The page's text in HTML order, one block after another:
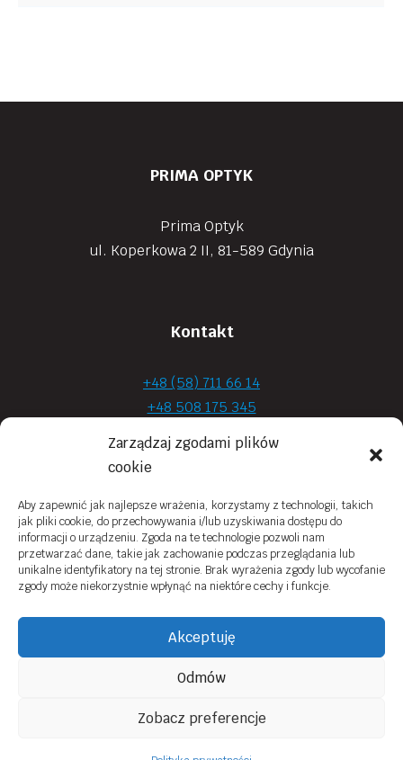
Zarządzaj zgodami plików
cookie
Aby zapewnić jak najlepsze wrażenia, korzystamy z technologii, takich
jak pliki cookie, do przechowywania i/lub uzyskiwania dostępu do
informacji o urządzeniu. Zgoda na te technologie pozwoli nam
przetwarzać dane, takie jak zachowanie podczas przeglądania lub
unikalne identyfikatory na tej stronie. Brak wyrażenia zgody lub wycofanie
zgody może niekorzystnie wpłynąć na niektóre cechy i funkcje.
Akceptuję
Odmów
Zobacz preferencje
PRIMA OPTYK
Prima Optyk
ul. Koperkowa 2 II, 81-589 Gdynia
Kontakt
+48 (58) 711 66 14
+48 508 175 345
+48 720 870 590
prima.optyk@gmail.com
Moje konto
Obowiązek Informacyjny
Polityka prywatności
Regulamin sklepu online